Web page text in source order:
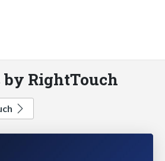
by RightTouch